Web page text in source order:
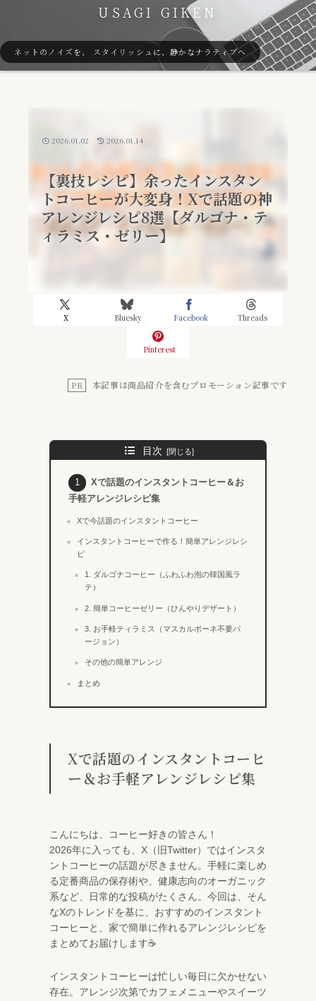
USAGI GIKEN
ネットのノイズを、 スタイリッシュに、静かなナラティブへ
【裏技レシピ】余ったインスタン
トコーヒーが大変身！Xで話題の神
アレンジレシピ8選【ダルゴナ・テ
ィラミス・ゼリー】
X Bluesky Facebook Threads
Pinterest
2026.01.02 2026.01.14
PR 本記事は商品紹介を含むプロモーション記事です
目次
Xで話題のインスタントコーヒー＆お
手軽アレンジレシピ集
Xで今話題のインスタントコーヒー
インスタントコーヒーで作る！簡単アレンジレシ
ピ
1. ダルゴナコーヒー（ふわふわ泡の韓国風ラ
テ）
2. 簡単コーヒーゼリー（ひんやりデザート）
3. お手軽ティラミス（マスカルポーネ不要バ
ージョン）
その他の簡単アレンジ
まとめ
Xで話題のインスタントコーヒ
ー＆お手軽アレンジレシピ集
こんにちは、コーヒー好きの皆さん！
2026年に入っても、X（旧Twitter）ではインスタ
ントコーヒーの話題が尽きません。手軽に楽しめ
る定番商品の保存術や、健康志向のオーガニック
系など、日常的な投稿がたくさん。今回は、そん
なXのトレンドを基に、おすすめのインスタント
コーヒーと、家で簡単に作れるアレンジレシピを
まとめてお届けします☕
インスタントコーヒーは忙しい毎日に欠かせない
存在。アレンジ次第でカフェメニューやスイーツ